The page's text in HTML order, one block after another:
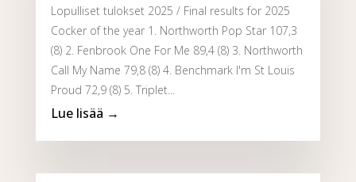
Lopulliset tulokset 2025 / Final results for 2025
Cocker of the year 1. Northworth Pop Star 107,3
(8) 2. Fenbrook One For Me 89,4 (8) 3. Northworth
Call My Name 79,8 (8) 4. Benchmark I'm St Louis
Proud 72,9 (8) 5. Triplet...